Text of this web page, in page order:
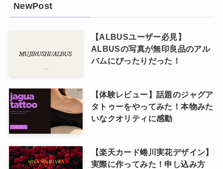
NewPost
【ALBUSユーザー必見】
ALBUSの写真が無印良品のアル
バムにぴったりだった！
【体験レビュー】話題のジャグア
タトゥーをやってみた！本物みた
いなクオリティに感動
【楽天カード蜷川実花デザイン】
実際に作ってみた！申し込み方